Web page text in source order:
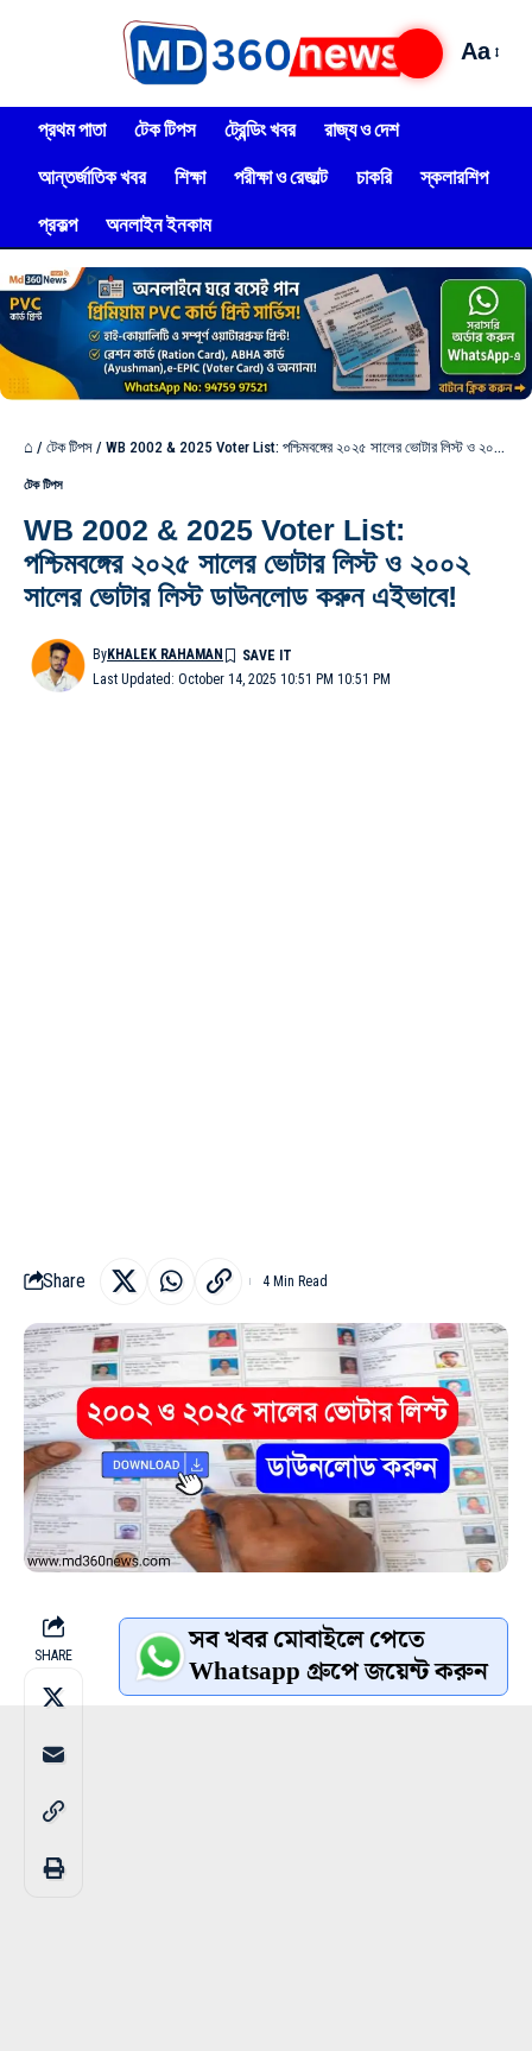
Aa
প্রথম পাতা টেক টিপস ট্রেন্ডিং খবর
রাজ্য ও দেশ
আন্তর্জাতিক খবর
শিক্ষা পরীক্ষা ও রেজাল্ট চাকরি
স্কলারশিপ
প্রকল্প
অনলাইন ইনকাম
⌂ / টেক টিপস / WB 2002 & 2025 Voter List: পশ্চিমবঙ্গের ২০২৫ সালের ভোটার লিস্ট ও ২০০২ সালের ভোটার লিস্ট ডাউনলোড করুন এইভাবে!
টেক টিপস
WB 2002 & 2025 Voter List:
পশ্চিমবঙ্গের ২০২৫ সালের ভোটার লিস্ট ও ২০০২
সালের ভোটার লিস্ট ডাউনলোড করুন এইভাবে!
Last Updated: October 14, 2025 10:51 PM 10:51 PM
ByKHALEK RAHAMAN
Share 4 Min Read
SHARE সব খবর মোবাইলে পেতে
Whatsapp গ্রুপে জয়েন্ট করুন